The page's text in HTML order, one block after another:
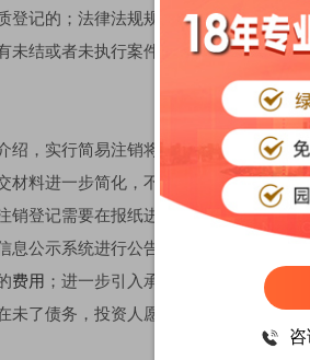
登记的；法律法规规定在注销前应当办
未结或者未执行案件的；登记机关认为
绍，实行简易注销将实现“三简化一引入
材料进一步简化，不再要求企业提交清
销登记需要在报纸进行公告注销，公告
息公示系统进行公告，公告时间缩短为7
费用 ；进一步引入承诺制及异议撤销机
未了债务，投资人愿承担法律责任的承